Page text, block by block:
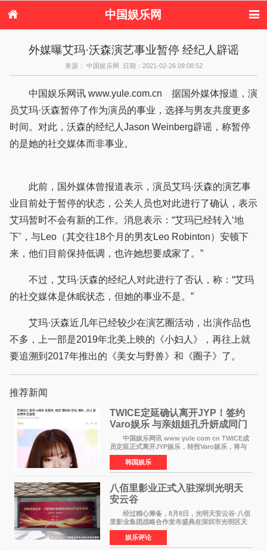
中国娱乐网
港台娱乐
日本娱乐 韩国娱乐
欧美娱乐
音乐新闻 影视新闻
内地明星八卦
港台明星八卦
外媒曝艾玛·沃森演艺事业暂停 经纪人辟谣
来源： 中国娱乐网 日期：2021-02-26 09:08:52
中国娱乐网讯 www.yule.com.cn 据国外媒体报道，演
员艾玛·沃森暂停了作为演员的事业，选择与男友共度更多
时间。对此，沃森的经纪人Jason Weinberg辟谣，称暂停
的是她的社交媒体而非事业。
此前，国外媒体曾报道表示，演员艾玛·沃森的演艺事
业目前处于暂停的状态，公关人员也对此进行了确认，表示
艾玛暂时不会有新的工作。消息表示：“艾玛已经转入‘地
下’，与Leo（其交往18个月的男友Leo Robinton）安顿下
来，他们目前保持低调，也许她想要成家了。”
不过，艾玛·沃森的经纪人对此进行了否认，称：“艾玛
的社交媒体是休眠状态，但她的事业不是。”
艾玛·沃森近几年已经较少在演艺圈活动，出演作品也
不多，上一部是2019年北美上映的《小妇人》，再往上就
要追溯到2017年推出的《美女与野兽》和《圈子》了。
推荐新闻
TWICE定延确认离开JYP！签约
Varo娱乐 与亲姐姐孔升妍成同门
中国娱乐网讯 www yule com cn TWICE成
员定延正式离开JYP娱乐，转投Varo娱乐，将与
亲姐姐孔升妍成为同门。 Varo娱乐于10日通
过官方SNS宣布："能与拥有多彩魅力和无限潜力
的俞定延结下珍贵
韩国娱乐
八佰里影业正式入驻深圳光明天
安云谷
经过精心筹备，8月8日，光明天安云谷·八佰
里影业集团战略合作发布盛典在深圳市光明区天
安云谷盛大举行，来自DataEye剧查查创始人
&CEO 深圳市微短剧产业协会会长汪祥斌先生、
光明区文化广电旅
娱乐评论